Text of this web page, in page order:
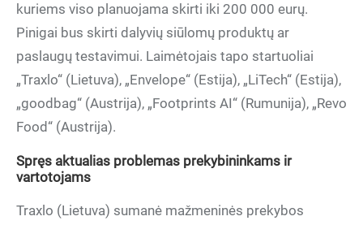
kuriems viso planuojama skirti iki 200 000 eurų.
Pinigai bus skirti dalyvių siūlomų produktų ar
paslaugų testavimui. Laimėtojais tapo startuoliai
„Traxlo“ (Lietuva), „Envelope“ (Estija), „LiTech“ (Estija),
„goodbag“ (Austrija), „Footprints AI“ (Rumunija), „Revo
Food“ (Austrija).
Spręs aktualias problemas prekybininkams ir
vartotojams
Traxlo (Lietuva) sumanė mažmeninės prekybos